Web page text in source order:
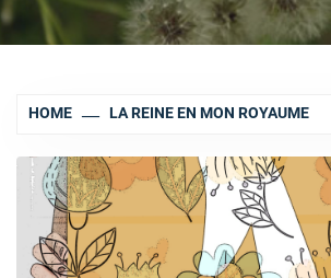
HOME LA REINE EN MON ROYAUME